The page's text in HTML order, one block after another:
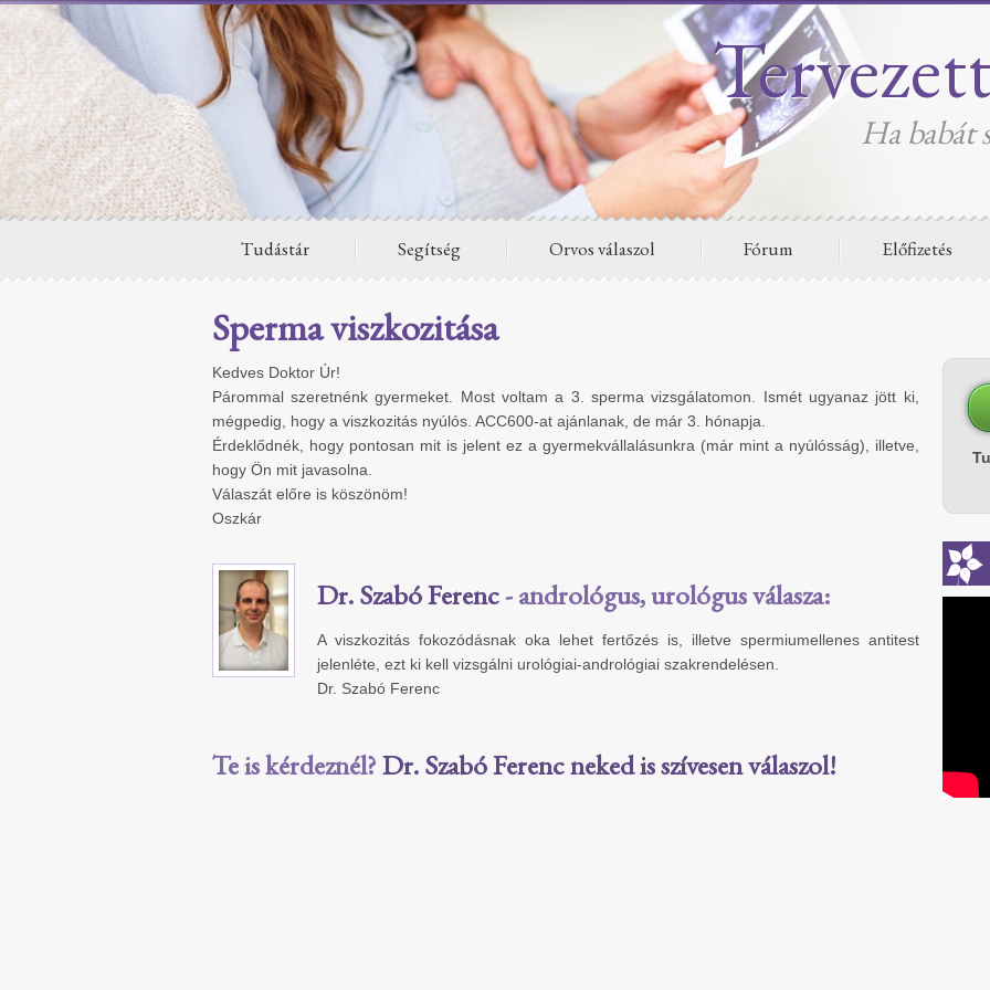
Ha babát
Tudástár Segítség Orvos válaszol Fórum Előfizetés
Sperma viszkozitása
Kedves Doktor Úr!
Párommal szeretnénk gyermeket. Most voltam a 3. sperma vizsgálatomon. Ismét ugyanaz jött ki,
mégpedig, hogy a viszkozitás nyúlós. ACC600-at ajánlanak, de már 3. hónapja.
Érdeklődnék, hogy pontosan mit is jelent ez a gyermekvállalásunkra (már mint a nyúlósság), illetve,
hogy Ön mit javasolna.
Válaszát előre is köszönöm!
Oszkár
Dr. Szabó Ferenc- andrológus, urológus válasza:
A viszkozitás fokozódásnak oka lehet fertőzés is, illetve spermiumellenes antitest
jelenléte, ezt ki kell vizsgálni urológiai-andrológiai szakrendelésen.
Dr. Szabó Ferenc
Te is kérdeznél?Dr. Szabó Ferenc neked is szívesen válaszol!